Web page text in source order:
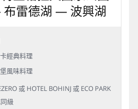
雷德湖 — 波興湖
經典料理
風味料理
或 HOTEL BOHINJ 或 ECO PARK
級